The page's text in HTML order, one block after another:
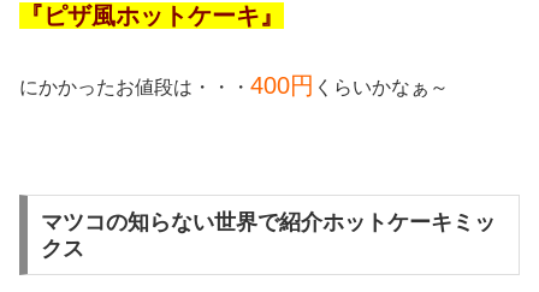
『ピザ風ホットケーキ』
にかかったお値段は・・・ 400円 くらいかなぁ～
マツコの知らない世界で紹介ホットケーキミッ
クス